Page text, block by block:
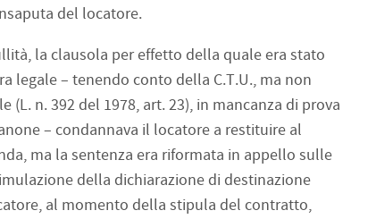
del locatore.
la clausola per effetto della quale era stato
legale – tenendo conto della C.T.U., ma non
n. 392 del 1978, art. 23), in mancanza di prova
– condannava il locatore a restituire al
ma la sentenza era riformata in appello sulle
della dichiarazione di destinazione
al momento della stipula del contratto,